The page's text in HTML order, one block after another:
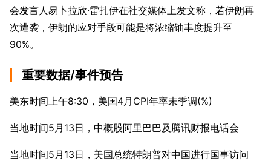
会发言人易卜拉欣·雷扎伊在社交媒体上发文称，若伊朗再
次遭袭，伊朗的应对手段可能是将浓缩铀丰度提升至
90%。
重要数据/事件预告
美东时间上午8:30，美国4月CPI年率未季调(%)
当地时间5月13日，中概股阿里巴巴及腾讯财报电话会
当地时间5月13日，美国总统特朗普对中国进行国事访问